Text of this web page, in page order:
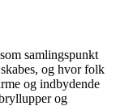
samlingspunkt
og hvor folk
og indbydende
og